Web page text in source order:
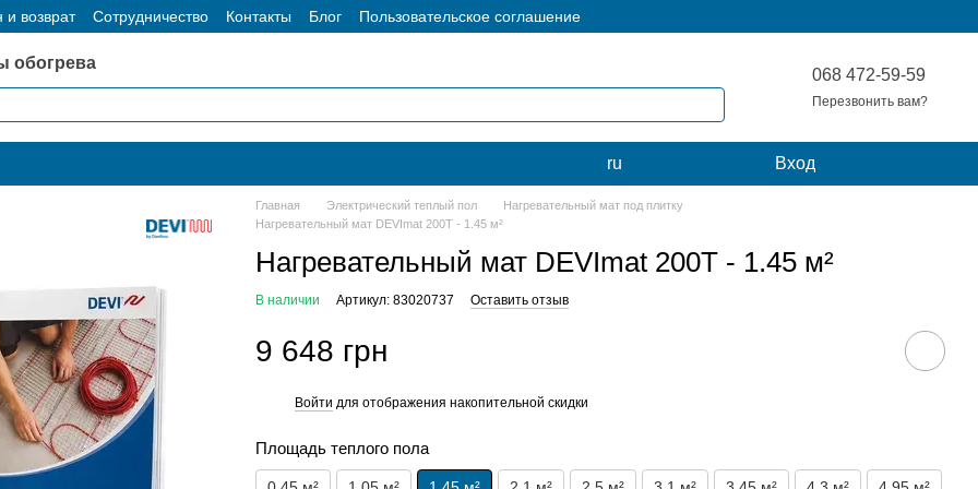
возврат Сотрудничество Контакты Блог Пользовательское соглашение
обогрева
068 472-59-59
Перезвонить вам?
ru Вход
Главная Электрический теплый пол
Нагревательный мат под плитку
Нагревательный мат DEVImat 200T - 1.45 м²
Нагревательный мат DEVImat 200T - 1.45 м²
В наличии Артикул: 83020737 Оставить отзыв
9 648 грн
Войти для отображения накопительной скидки
Площадь теплого пола